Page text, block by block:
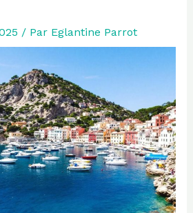
/ Par Eglantine Parrot